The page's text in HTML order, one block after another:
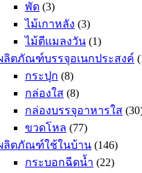
พัด (3)
ไม้เกาหลัง (3)
ไม้ตีแมลงวัน (1)
ลิตภัณฑ์บรรจุอเนกประสงค์
กระปุก (8)
กล่องใส (8)
กล่องบรรจุอาหารใส
ขวดโหล (77)
ลิตภัณฑ์ใช้ในบ้าน (146)
กระบอกฉีดน้ำ (22)